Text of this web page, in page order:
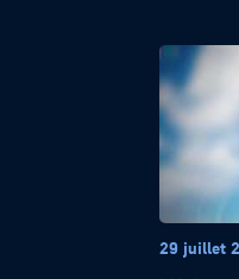
29 juillet